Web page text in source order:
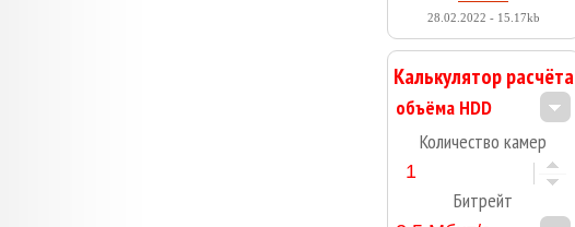
28.02.2022 - 15.17kb
Калькулятор расчёта
Количество камер
Битрейт